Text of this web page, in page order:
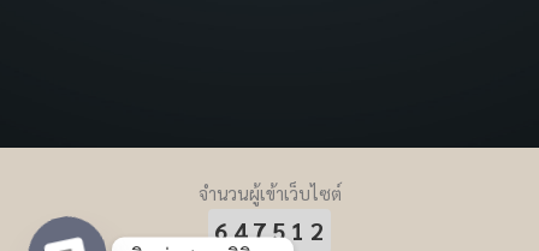
จำนวนผู้เข้าเว็บไซต์
647512